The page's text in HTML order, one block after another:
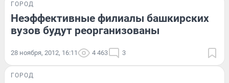
ГОРОД
Неэффективные филиалы башкирских
вузов будут реорганизованы
28 ноября, 2012, 16:11 4 463 3
ГОРОД